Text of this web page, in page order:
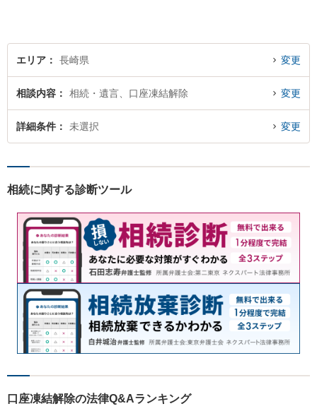
エリア 長崎県 変更
相談内容 相続・遺言、口座凍結解除 変更
詳細条件 未選択 変更
相続に関する診断ツール
口座凍結解除の法律Q&Aランキング